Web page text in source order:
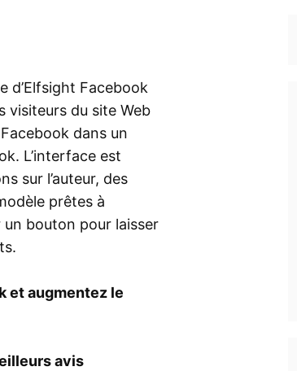
d’Elfsight Facebook
visiteurs du site Web
dans un
L’interface est
sur l’auteur, des
prêtes à
un bouton pour laisser
et augmentez le
avis